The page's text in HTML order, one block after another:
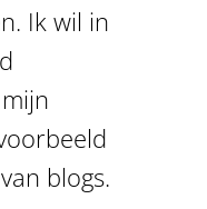
Ik wil in
blogs.